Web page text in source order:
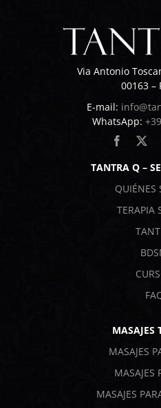
Via Antonio
00163 –
E-mail:
WhatsApp:
TANTRA Q –
QUIÉNES
TERAPIA
MASAJES
MASAJES
MASAJES
MASAJES